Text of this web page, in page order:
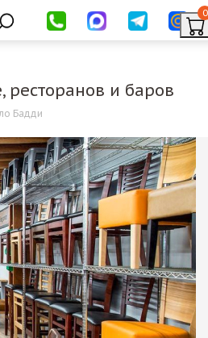
0
ресторанов и баров
Бадди